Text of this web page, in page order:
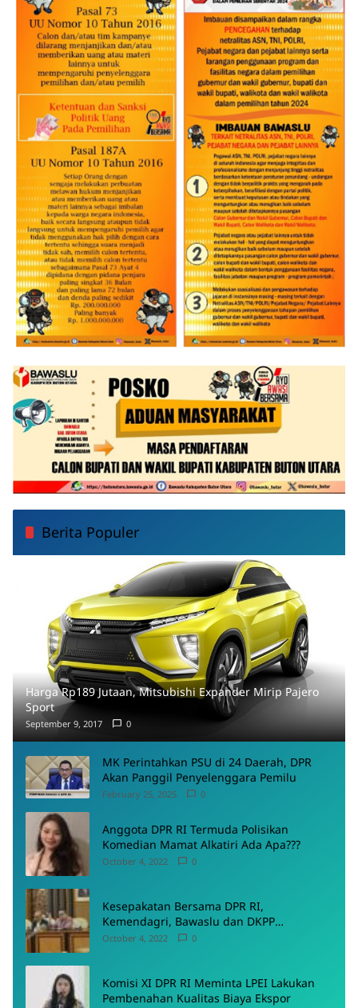
Berita Populer
Harga Rp189 Jutaan, Mitsubishi Expander Mirip Pajero
Sport
September 9, 2017 0
MK Perintahkan PSU di 24 Daerah, DPR
Akan Panggil Penyelenggara Pemilu
February 25, 2025 0
Anggota DPR RI Termuda Polisikan
Komedian Mamat Alkatiri Ada Apa???
October 4, 2022 0
Kesepakatan Bersama DPR RI,
Kemendagri, Bawaslu dan DKPP
Menyepakati Rancangan PKPU
October 4, 2022 0
Komisi XI DPR RI Meminta LPEI Lakukan
Pembenahan Kualitas Biaya Ekspor